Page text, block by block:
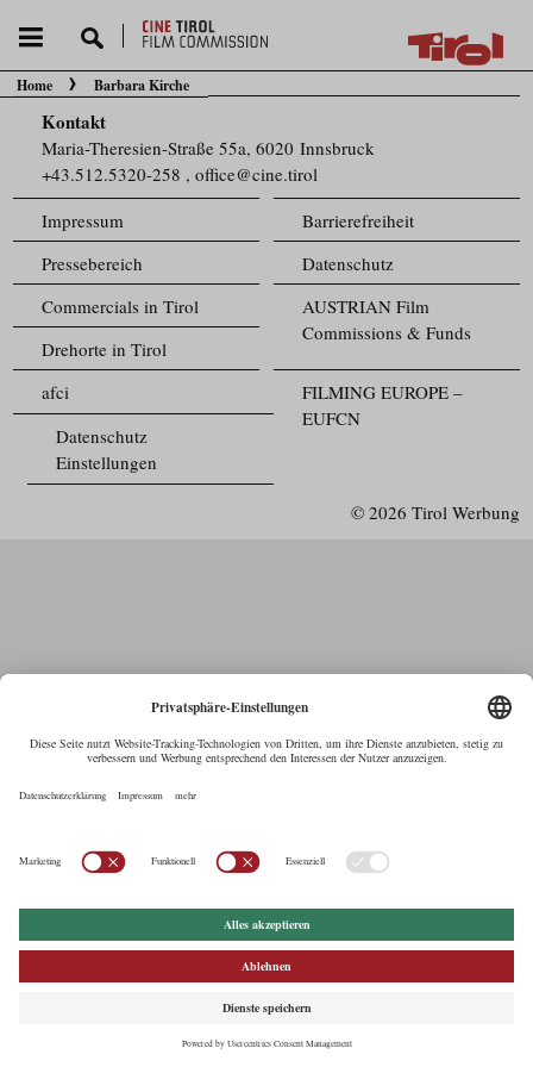
Sie befinden sich hier:
Home Barbara Kirche
Kontakt
Maria-Theresien-Straße 55a, 6020 Innsbruck
+43.512.5320-258 ,office@cine.tirol
Impressum
Barrierefreiheit
Pressebereich
Datenschutz
Commercials in Tirol
AUSTRIAN Film
Commissions & Funds
Drehorte in Tirol
FILMING EUROPE –
EUFCN
afci
Datenschutz
Einstellungen
© 2026 Tirol Werbung